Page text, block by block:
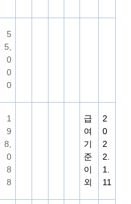
5
5,
0
0
0
1
9
8,
0
8
8
급
여
기
준
이
외
2
0
2
2.
1.
11